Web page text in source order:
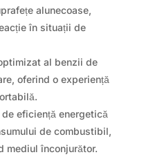
alunecoase,
în situații de
al benzii de
oferind o experiență
eficiență energetică
de combustibil,
mediul înconjurător.